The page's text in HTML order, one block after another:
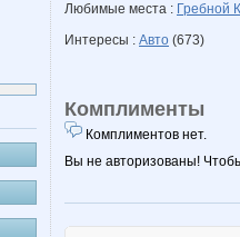
Любимые места : Гребной
Интересы : Авто (673)
Комплименты
Комплиментов нет.
Вы не авторизованы!